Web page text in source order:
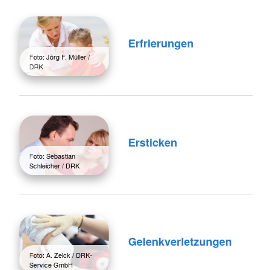
Foto: Jörg F. Müller /
DRK
Erfrierungen
Foto: Sebastian
Schleicher / DRK
Ersticken
Foto: A. Zelck / DRK-
Service GmbH
Gelenkverletzungen